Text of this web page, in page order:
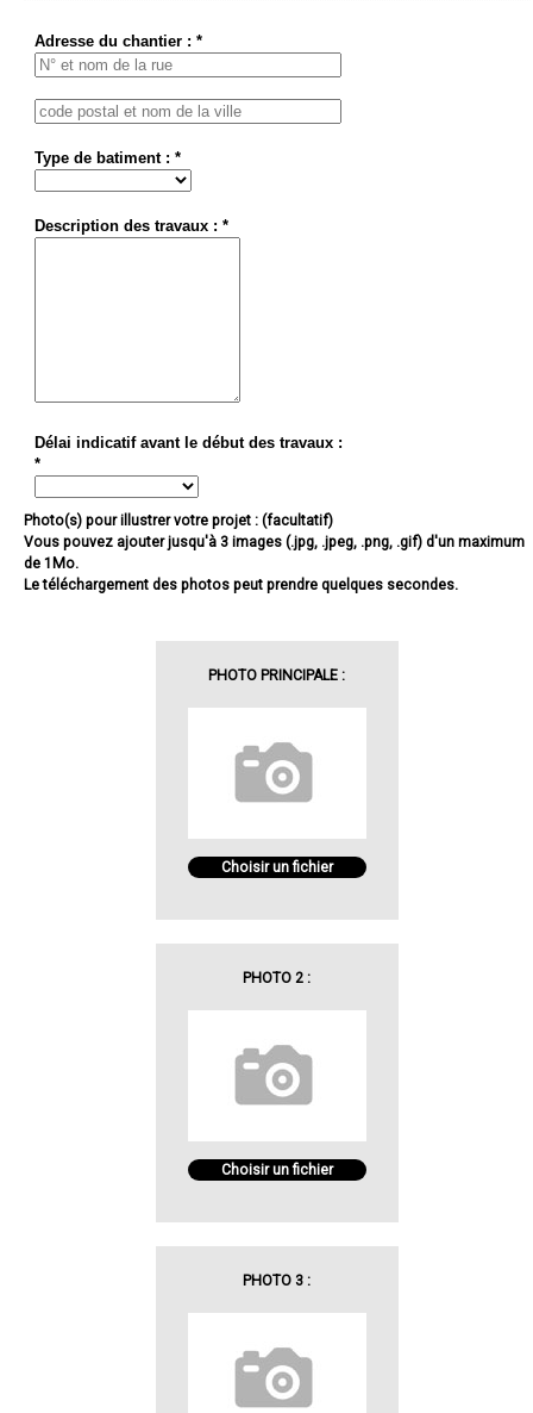
Adresse du chantier : *
Type de batiment : *
Description des travaux : *
Délai indicatif avant le début des travaux :
*
Photo(s) pour illustrer votre projet : (facultatif)
Vous pouvez ajouter jusqu'à 3 images (.jpg, .jpeg, .png, .gif) d'un maximum
de 1Mo.
Le téléchargement des photos peut prendre quelques secondes.
PHOTO PRINCIPALE :
Choisir un fichier
PHOTO 2 :
Choisir un fichier
PHOTO 3 :